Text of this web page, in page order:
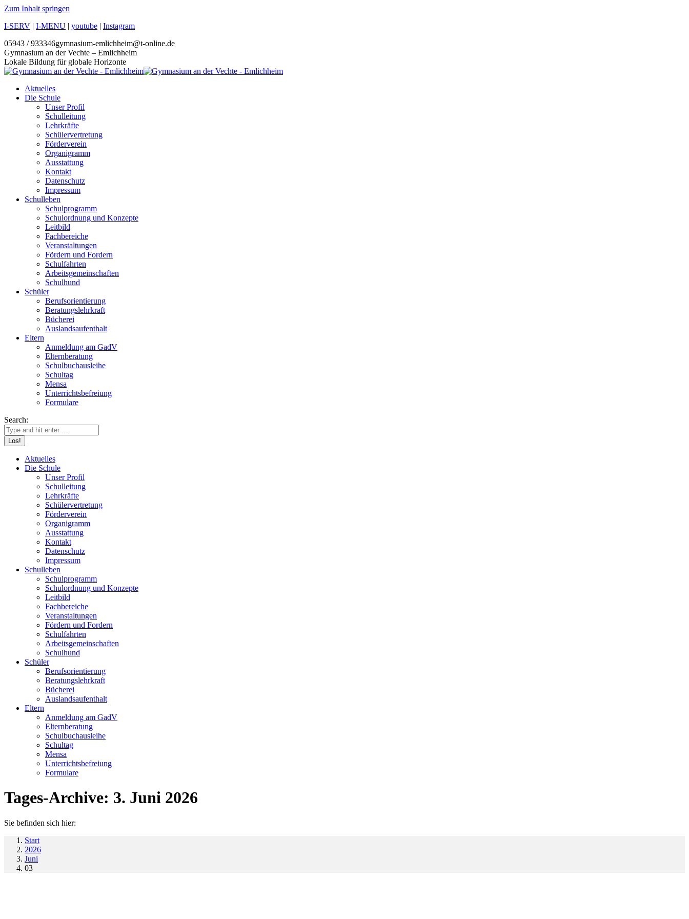
Zum Inhalt springen
I-SERV | I-MENU | youtube | Instagram
05943 / 933346gymnasium-emlichheim@t-online.de
Gymnasium an der Vechte – Emlichheim
Lokale Bildung für globale Horizonte
Aktuelles
Die Schule
Unser Profil
Schulleitung
Lehrkräfte
Schülervertretung
Förderverein
Organigramm
Ausstattung
Kontakt
Datenschutz
Impressum
Schulleben
Schulprogramm
Schulordnung und Konzepte
Leitbild
Fachbereiche
Veranstaltungen
Fördern und Fordern
Schulfahrten
Arbeitsgemeinschaften
Schulhund
Schüler
Berufsorientierung
Beratungslehrkraft
Bücherei
Auslandsaufenthalt
Eltern
Anmeldung am GadV
Elternberatung
Schulbuchausleihe
Schultag
Mensa
Unterrichtsbefreiung
Formulare
Search:
Aktuelles
Die Schule
Unser Profil
Schulleitung
Lehrkräfte
Schülervertretung
Förderverein
Organigramm
Ausstattung
Kontakt
Datenschutz
Impressum
Schulleben
Schulprogramm
Schulordnung und Konzepte
Leitbild
Fachbereiche
Veranstaltungen
Fördern und Fordern
Schulfahrten
Arbeitsgemeinschaften
Schulhund
Schüler
Berufsorientierung
Beratungslehrkraft
Bücherei
Auslandsaufenthalt
Eltern
Anmeldung am GadV
Elternberatung
Schulbuchausleihe
Schultag
Mensa
Unterrichtsbefreiung
Formulare
Tages-Archive: 3. Juni 2026
Sie befinden sich hier:
Start
2026
Juni
03